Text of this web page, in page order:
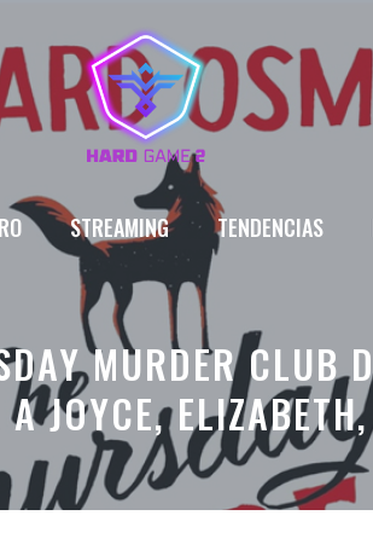
STREAMING TENDENCIAS
MURDER CLUB
JOYCE,